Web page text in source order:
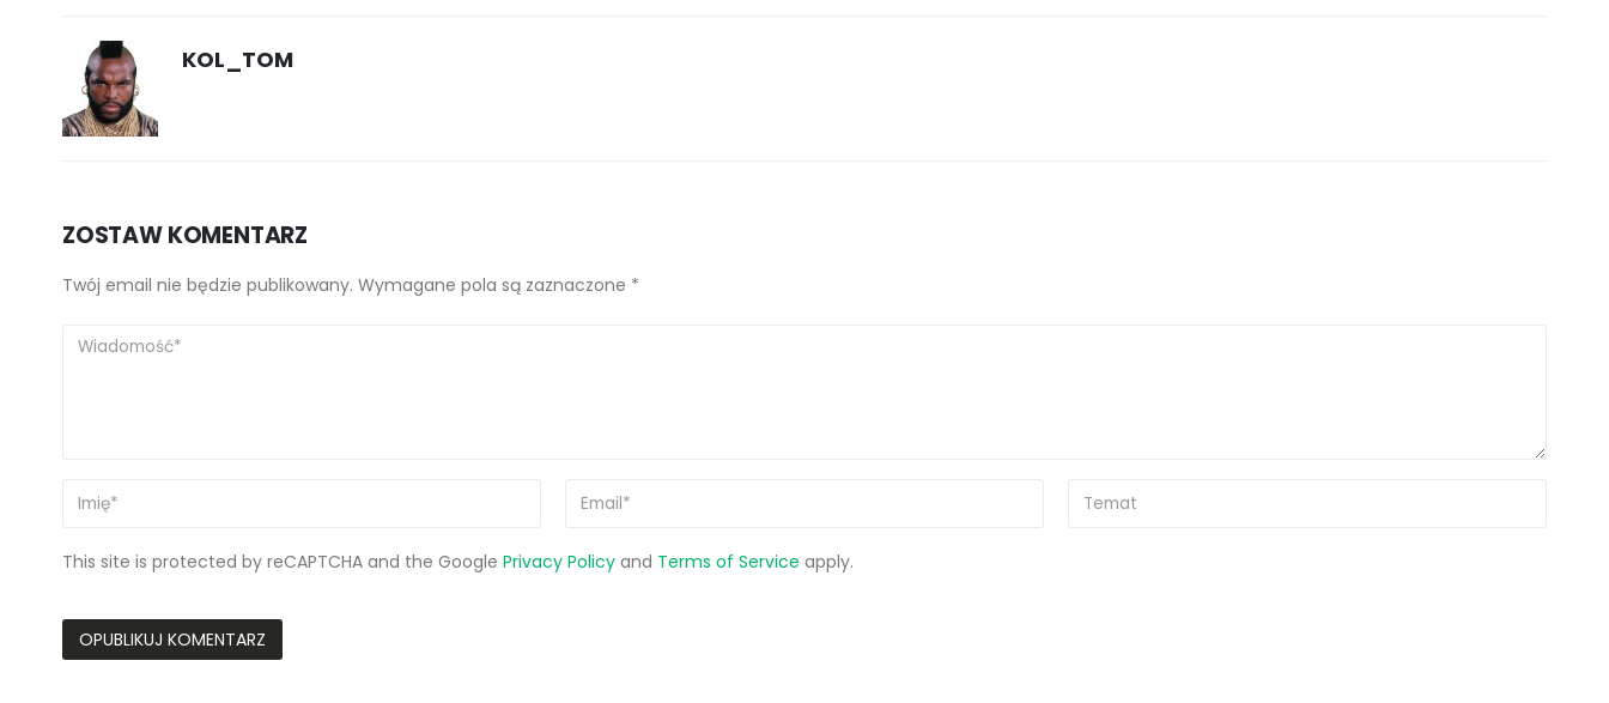
KOL_TOM
ZOSTAW KOMENTARZ
Twój email nie będzie publikowany. Wymagane pola są zaznaczone *
This site is protected by reCAPTCHA and the Google Privacy Policy and Terms of Service apply.